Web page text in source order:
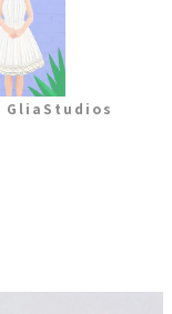
GliaStudios